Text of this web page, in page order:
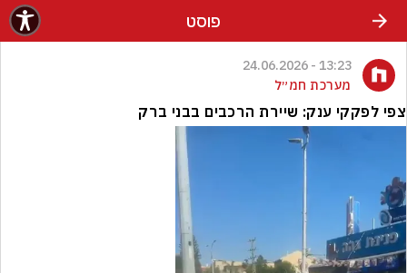
פוסט
13:23 - 24.06.2026
מערכת חמ״ל
צפי לפקקי ענק: שיירת הרכבים בבני ברק